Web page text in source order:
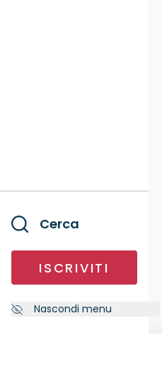
Cerca
ISCRIVITI
Nascondi menu